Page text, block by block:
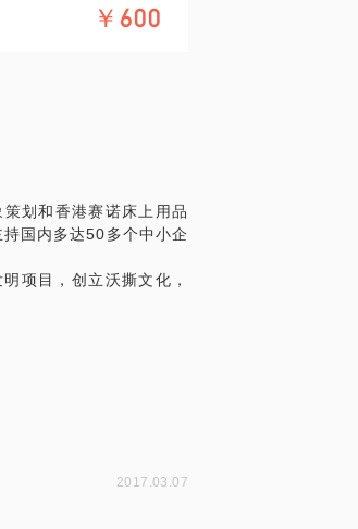
性的方法，以便在
比如小米，推广之
“发烧”之名赢取它
目标，而不是着眼
，他经营着一个规
便找到了我。综合
征性地做了一本画
件的。
加适应现今社会的
￥600
划和香港赛诺床上用品
国内多达50多个中小企
项目，创立沃撕文化，
2017.03.07